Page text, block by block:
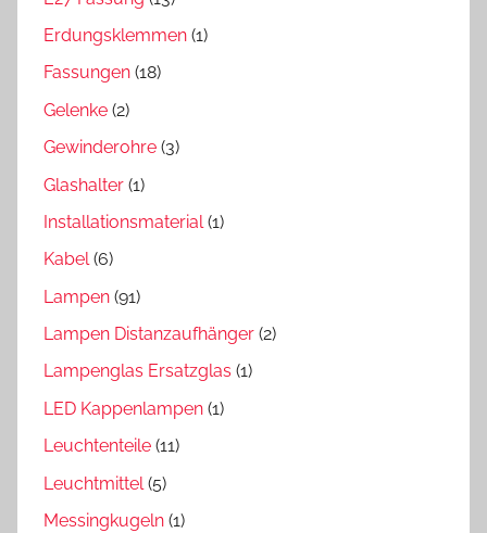
Erdungsklemmen (1)
Fassungen (18)
Gelenke (2)
Gewinderohre (3)
Glashalter (1)
Installationsmaterial(1)
Kabel(6)
Lampen (91)
Lampen Distanzaufhänger (2)
Lampenglas Ersatzglas (1)
LED Kappenlampen (1)
Leuchtenteile (11)
Leuchtmittel (5)
Messingkugeln (1)